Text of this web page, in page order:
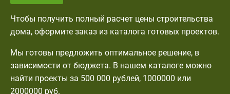
Чтобы получить полный расчет цены строительства
дома, оформите заказ из каталога готовых проектов.
Мы готовы предложить оптимальное решение, в
зависимости от бюджета. В нашем каталоге можно
найти проекты за 500 000 рублей, 1000000 или
2000000 руб.